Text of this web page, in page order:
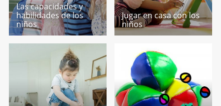
Las capacidades y
habilidades de los
niños
Jugar en casa con los
niños